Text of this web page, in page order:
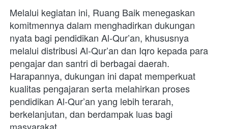
Melalui kegiatan ini, Ruang Baik menegaskan
komitmennya dalam menghadirkan dukungan
nyata bagi pendidikan Al-Qur’an, khususnya
melalui distribusi Al-Qur’an dan Iqro kepada para
pengajar dan santri di berbagai daerah.
Harapannya, dukungan ini dapat memperkuat
kualitas pengajaran serta melahirkan proses
pendidikan Al-Qur’an yang lebih terarah,
berkelanjutan, dan berdampak luas bagi
masyarakat.